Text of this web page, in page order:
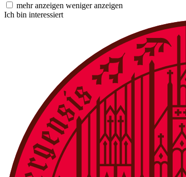
mehr anzeigen weniger anzeigen
Ich bin interessiert